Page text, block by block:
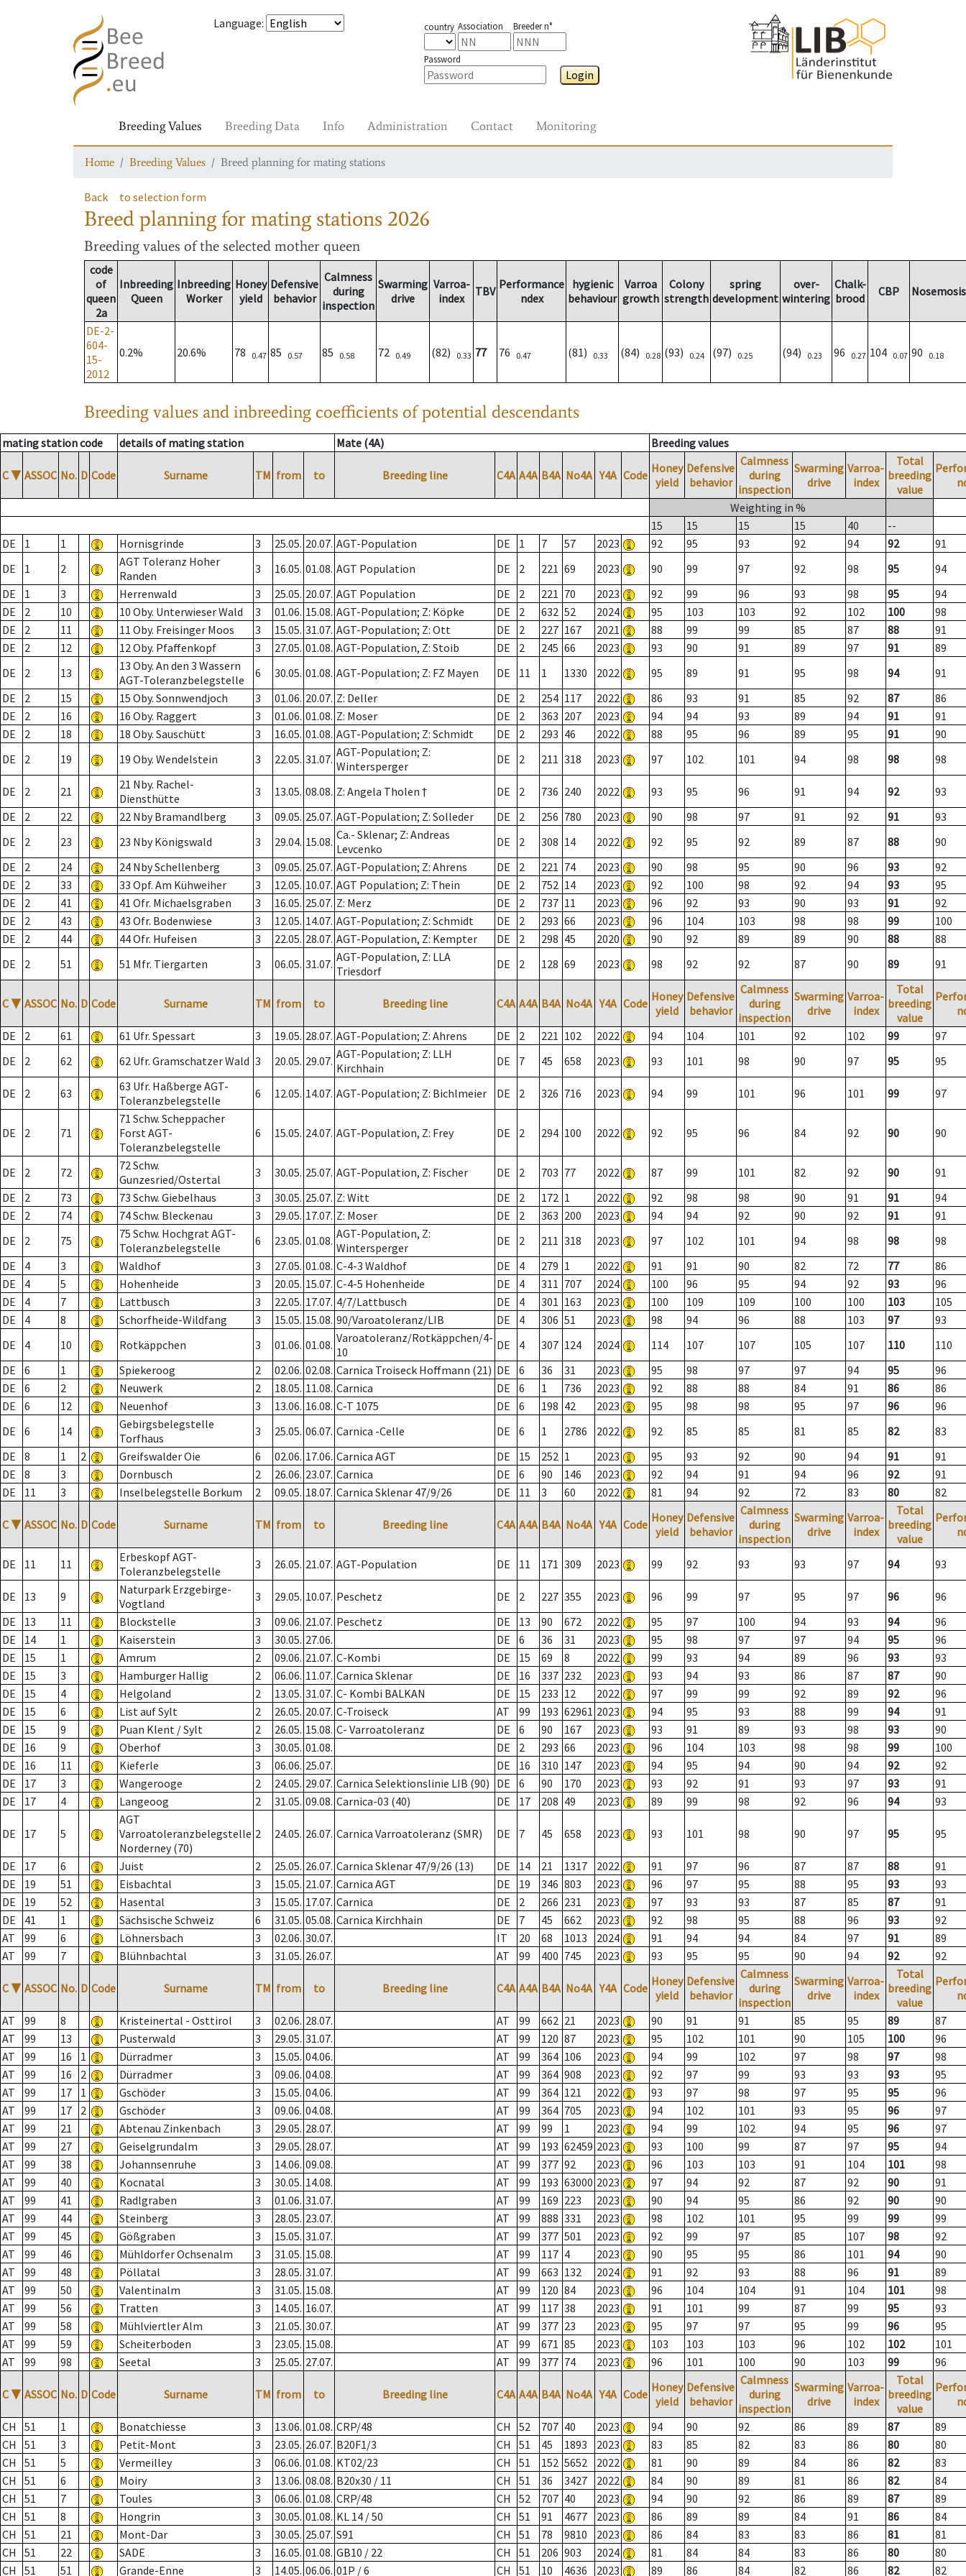
Language: country Association Breeder n°
Password
Login
Breeding Values Breeding Data Info Administration Contact Monitoring
Home Breeding Values Breed planning for mating stations
Back to selection form
Breed planning for mating stations 2026
Breeding values of the selected mother queen
code
of
queen
2a
Inbreeding
Queen
Inbreeding
Worker
Honey
yield
Defensive
behavior
Calmness
during
inspection
Swarming
drive
Varroa-
index
TBV Performance
ndex
hygienic
behaviour
Varroa
growth
Colony
strength
spring
development
over-
wintering
Chalk-
brood
CBP Nosemosis
DE-2-
604-
15-
2012
0.2% 20.6% 78 0.47 85 0.57 85 0.58 72 0.49 (82) 0.33 77 76 0.47 (81) 0.33 (84) 0.28 (93) 0.24 (97) 0.25 (94) 0.23 96 0.27 104 0.07 90 0.18
Breeding values and inbreeding coefficients of potential descendants
mating station code details of mating station Mate (4A) Breeding values
C ▼ ASSOC No. D Code Surname TM from to Breeding line C4A A4A B4A No4A Y4A Code Honey
yield
Defensive
behavior
Calmness
during
inspection
Swarming
drive
Varroa-
index
Total
breeding
value
Weighting in %
15
15 15 15 40
--
DE
1 1 Hornisgrinde 3 25.05. 20.07. AGT-Population DE 1 7 57 2023 92 95 93 92 94 92
91
DE
1 2
AGT Toleranz Hoher
Randen
3 16.05. 01.08. AGT Population DE 2 221 69 2023 90 99 97 92 98 95
94
DE
1 3 Herrenwald 3 25.05. 20.07. AGT Population DE 2 221 70 2023 92 99 96 93 98 95
94
DE
2 10 10 Oby. Unterwieser Wald 3 01.06. 15.08. AGT-Population; Z: Köpke DE 2 632 52 2024 95 103 103 92 102 100
98
DE
2 11 11 Oby. Freisinger Moos 3 15.05. 31.07. AGT-Population; Z: Ott DE 2 227 167 2021 88 99 99 85 87 88
91
DE
2 12 12 Oby. Pfaffenkopf 3 27.05. 01.08. AGT-Population, Z: Stoib DE 2 245 66 2023 93 90 91 89 97 91
89
DE
2 13
13 Oby. An den 3 Wassern
AGT-Toleranzbelegstelle
6 30.05. 01.08. AGT-Population; Z: FZ Mayen DE 11 1 1330 2022 95 89 91 95 98 94
91
DE
2 15 15 Oby. Sonnwendjoch 3 01.06. 20.07. Z: Deller DE 2 254 117 2022 86 93 91 85 92 87
86
DE
2 16 16 Oby. Raggert 3 01.06. 01.08. Z: Moser DE 2 363 207 2023 94 94 93 89 94 91
91
DE
2 18 18 Oby. Sauschütt 3 16.05. 01.08. AGT-Population; Z: Schmidt DE 2 293 46 2022 88 95 96 89 95 91
90
DE
2 19 19 Oby. Wendelstein 3 22.05. 31.07. AGT-Population; Z:
Wintersperger
DE 2 211 318 2023 97 102 101 94 98 98 98
DE 2 21
21 Nby. Rachel-
Diensthütte
3 13.05. 08.08. Z: Angela Tholen † DE 2 736 240 2022 93 95 96 91 94 92
93
DE
2 22 22 Nby Bramandlberg 3 09.05. 25.07. AGT-Population; Z: Solleder DE 2 256 780 2023 90 98 97 91 92 91
93
DE
2 23 23 Nby Königswald 3 29.04. 15.08. Ca.- Sklenar; Z: Andreas
Levcenko
DE 2 308 14 2022 92 95 92 89 87 88
90
DE
2 24 24 Nby Schellenberg 3 09.05. 25.07. AGT-Population; Z: Ahrens DE 2 221 74 2023 90 98 95 90 96 93
92
DE
2 33 33 Opf. Am Kühweiher 3 12.05. 10.07. AGT Population; Z: Thein DE 2 752 14 2023 92 100 98 92 94 93
95
DE
2 41 41 Ofr. Michaelsgraben 3 16.05. 25.07. Z: Merz DE 2 737 11 2023 96 92 93 90 93 91
92
DE
2 43 43 Ofr. Bodenwiese 3 12.05. 14.07. AGT-Population; Z: Schmidt DE 2 293 66 2023 96 104 103 98 98 99
100
DE
2 44 44 Ofr. Hufeisen 3 22.05. 28.07. AGT-Population, Z: Kempter DE 2 298 45 2020 90 92 89 89 90 88
88
DE
2 51 51 Mfr. Tiergarten 3 06.05. 31.07. AGT-Population, Z: LLA
Triesdorf
DE 2 128 69 2023 98 92 92 87 90 89 91
C ▼ ASSOC No. D Code Surname TM from to Breeding line C4A A4A B4A No4A Y4A Code Honey
yield
Defensive
behavior
Calmness
during
inspection
Swarming
drive
Varroa-
index
Total
breeding
value
DE
2 61 61 Ufr. Spessart 3 19.05. 28.07. AGT-Population; Z: Ahrens DE 2 221 102 2022 94 104 101 92 102 99
97
DE
2 62 62 Ufr. Gramschatzer Wald 3 20.05. 29.07. AGT-Population; Z: LLH
Kirchhain
DE 7 45 658 2023 93 101 98 90 97 95 95
DE 2 63
63 Ufr. Haßberge AGT-
Toleranzbelegstelle
6 12.05. 14.07. AGT-Population; Z: Bichlmeier DE 2 326 716 2023 94 99 101 96 101 99 97
DE 2 71
71 Schw. Scheppacher
Forst AGT-
Toleranzbelegstelle
6 15.05. 24.07. AGT-Population, Z: Frey DE 2 294 100 2022 92 95 96 84 92 90 90
DE 2 72
72 Schw.
Gunzesried/Ostertal
3 30.05. 25.07. AGT-Population, Z: Fischer DE 2 703 77 2022 87 99 101 82 92 90
91
DE
2 73 73 Schw. Giebelhaus 3 30.05. 25.07. Z: Witt DE 2 172 1 2022 92 98 98 90 91 91
94
DE
2 74 74 Schw. Bleckenau 3 29.05. 17.07. Z: Moser DE 2 363 200 2023 94 94 92 90 92 91
91
DE
2 75
75 Schw. Hochgrat AGT-
Toleranzbelegstelle
6 23.05. 01.08. AGT-Population, Z:
Wintersperger
DE 2 211 318 2023 97 102 101 94 98 98
98
DE
4 3 Waldhof 3 27.05. 01.08. C-4-3 Waldhof DE 4 279 1 2022 91 91 90 82 72 77
86
DE
4 5 Hohenheide 3 20.05. 15.07. C-4-5 Hohenheide DE 4 311 707 2024 100 96 95 94 92 93
96
DE
4 7 Lattbusch 3 22.05. 17.07. 4/7/Lattbusch DE 4 301 163 2023 100 109 109 100 100 103
105
DE
4 8 Schorfheide-Wildfang 3 15.05. 15.08. 90/Varoatoleranz/LIB DE 4 306 51 2023 98 94 96 88 103 97
93
DE
4 10 Rotkäppchen 3 01.06. 01.08. Varoatoleranz/Rotkäppchen/4-
10
DE 4 307 124 2024 114 107 107 105 107 110
110
DE
6 1 Spiekeroog 2 02.06. 02.08. Carnica Troiseck Hoffmann (21) DE 6 36 31 2023 95 98 97 97 94 95
96
DE
6 2 Neuwerk 2 18.05. 11.08. Carnica DE 6 1 736 2023 92 88 88 84 91 86
86
DE
6 12 Neuenhof 3 13.06. 16.08. C-T 1075 DE 6 198 42 2023 95 98 98 95 97 96
96
DE
6 14
Gebirgsbelegstelle
Torfhaus
3 25.05. 06.07. Carnica -Celle DE 6 1 2786 2022 92 85 85 81 85 82
83
DE
8 1 2 Greifswalder Oie 6 02.06. 17.06. Carnica AGT DE 15 252 1 2023 95 93 92 90 94 91
91
DE
8 3 Dornbusch 2 26.06. 23.07. Carnica DE 6 90 146 2023 92 94 91 94 96 92
91
DE
11 3 Inselbelegstelle Borkum 2 09.05. 18.07. Carnica Sklenar 47/9/26 DE 11 3 60 2022 81 94 92 72 83 80 82
C ▼ ASSOC No. D Code Surname TM from to Breeding line C4A A4A B4A No4A Y4A Code Honey
yield
Defensive
behavior
Calmness
during
inspection
Swarming
drive
Varroa-
index
Total
breeding
value
DE 11 11
Erbeskopf AGT-
Toleranzbelegstelle
3 26.05. 21.07. AGT-Population DE 11 171 309 2023 99 92 93 93 97 94 93
DE 13 9
Naturpark Erzgebirge-
Vogtland
3 29.05. 10.07. Peschetz DE 2 227 355 2023 96 99 97 95 97 96
96
DE
13 11 Blockstelle 3 09.06. 21.07. Peschetz DE 13 90 672 2022 95 97 100 94 93 94
96
DE
14 1 Kaiserstein 3 30.05. 27.06. DE 6 36 31 2023 95 98 97 97 94 95
96
DE
15 1 Amrum 2 09.06. 21.07. C-Kombi DE 15 69 8 2022 99 93 94 89 96 93
93
DE
15 3 Hamburger Hallig 2 06.06. 11.07. Carnica Sklenar DE 16 337 232 2023 93 94 93 86 87 87
90
DE
15 4 Helgoland 2 13.05. 31.07. C- Kombi BALKAN DE 15 233 12 2022 97 99 99 92 89 92
96
DE
15 6 List auf Sylt 2 26.05. 20.07. C-Troiseck AT 99 193 62961 2023 94 95 93 88 99 94
91
DE
15 9 Puan Klent / Sylt 2 26.05. 15.08. C- Varroatoleranz DE 6 90 167 2023 93 91 89 93 98 93
90
DE
16 9 Oberhof 3 30.05. 01.08. DE 2 293 66 2023 96 104 103 98 98 99
100
DE
16 11 Kieferle 3 06.06. 25.07. DE 16 310 147 2023 94 95 94 90 94 92
92
DE
17 3 Wangerooge 2 24.05. 29.07. Carnica Selektionslinie LIB (90) DE 6 90 170 2023 93 92 91 93 97 93
91
DE
17 4 Langeoog 2 31.05. 09.08. Carnica-03 (40) DE 17 208 49 2023 89 99 98 92 96 94 93
DE 17 5
AGT
Varroatoleranzbelegstelle
Norderney (70)
2 24.05. 26.07. Carnica Varroatoleranz (SMR) DE 7 45 658 2023 93 101 98 90 97 95 95
DE 17 6 Juist 2 25.05. 26.07. Carnica Sklenar 47/9/26 (13) DE 14 21 1317 2022 91 97 96 87 87 88
91
DE
19 51 Eisbachtal 3 15.05. 21.07. Carnica AGT DE 19 346 803 2023 96 97 95 88 95 93
93
DE
19 52 Hasental 3 15.05. 17.07. Carnica DE 2 266 231 2023 97 93 93 87 85 87
91
DE
41 1 Sächsische Schweiz 6 31.05. 05.08. Carnica Kirchhain DE 7 45 662 2023 92 98 95 88 96 93
92
AT
99 6 Löhnersbach 3 02.06. 30.07. IT 20 68 1013 2024 91 94 94 84 97 91
89
AT
99 7 Blühnbachtal 3 31.05. 26.07. AT 99 400 745 2023 93 95 95 90 94 92 92
C ▼ ASSOC No. D Code Surname TM from to Breeding line C4A A4A B4A No4A Y4A Code Honey
yield
Defensive
behavior
Calmness
during
inspection
Swarming
drive
Varroa-
index
Total
breeding
value
AT
99 8 Kristeinertal - Osttirol 3 02.06. 28.07. AT 99 662 21 2023 90 91 91 85 95 89
87
AT
99 13 Pusterwald 3 29.05. 31.07. AT 99 120 87 2023 95 102 101 90 105 100
96
AT
99 16 1 Dürradmer 3 15.05. 04.06. AT 99 364 106 2023 94 99 102 97 98 97
98
AT
99 16 2 Dürradmer 3 09.06. 04.08. AT 99 364 908 2023 92 97 99 93 93 93
95
AT
99 17 1 Gschöder 3 15.05. 04.06. AT 99 364 121 2022 93 97 98 97 95 95
96
AT
99 17 2 Gschöder 3 09.06. 04.08. AT 99 364 705 2023 94 102 101 93 95 96
97
AT
99 21 Abtenau Zinkenbach 3 29.05. 28.07. AT 99 99 1 2023 94 99 102 94 95 96
97
AT
99 27 Geiselgrundalm 3 29.05. 28.07. AT 99 193 62459 2023 93 100 99 87 97 95
94
AT
99 38 Johannsenruhe 3 14.06. 09.08. AT 99 377 92 2023 96 103 103 91 104 101
98
AT
99 40 Kocnatal 3 30.05. 14.08. AT 99 193 63000 2023 97 94 92 87 92 90
91
AT
99 41 Radlgraben 3 01.06. 31.07. AT 99 169 223 2023 90 94 95 86 92 90
90
AT
99 44 Steinberg 3 28.05. 23.07. AT 99 888 331 2023 98 102 101 95 99 99
99
AT
99 45 Gößgraben 3 15.05. 31.07. AT 99 377 501 2023 92 99 97 85 107 98
92
AT
99 46 Mühldorfer Ochsenalm 3 31.05. 15.08. AT 99 117 4 2023 90 95 95 86 101 94
90
AT
99 48 Pöllatal 3 28.05. 31.07. AT 99 663 132 2024 91 92 93 88 96 91
89
AT
99 50 Valentinalm 3 31.05. 15.08. AT 99 120 84 2023 96 104 104 91 104 101
98
AT
99 56 Tratten 3 14.05. 16.07. AT 99 117 38 2023 91 101 99 87 99 95
93
AT
99 58 Mühlviertler Alm 3 21.05. 30.07. AT 99 377 23 2023 95 97 97 95 99 96
95
AT
99 59 Scheiterboden 3 23.05. 15.08. AT 99 671 85 2023 103 103 103 96 102 102
101
AT
99 98 Seetal 3 25.05. 27.07. AT 99 377 74 2023 96 101 100 90 103 99 96
C ▼ ASSOC No. D Code Surname TM from to Breeding line C4A A4A B4A No4A Y4A Code Honey
yield
Defensive
behavior
Calmness
during
inspection
Swarming
drive
Varroa-
index
Total
breeding
value
CH
51 1 Bonatchiesse 3 13.06. 01.08. CRP/48 CH 52 707 40 2023 94 90 92 86 89 87
89
CH
51 3 Petit-Mont 3 23.05. 26.07. B20F1/3 CH 51 45 1893 2023 83 85 82 83 86 80
80
CH
51 5 Vermeilley 3 06.06. 01.08. KT02/23 CH 51 152 5652 2022 81 90 89 84 86 82
83
CH
51 6 Moiry 3 13.06. 08.08. B20x30 / 11 CH 51 36 3427 2022 84 90 89 81 86 82
84
CH
51 7 Toules 3 06.06. 01.08. CRP/48 CH 52 707 40 2023 94 90 92 86 89 87
89
CH
51 8 Hongrin 3 30.05. 01.08. KL 14 / 50 CH 51 91 4677 2023 86 89 89 84 91 86
84
CH
51 21 Mont-Dar 3 30.05. 25.07. S91 CH 51 78 9810 2023 86 84 83 83 86 81
81
CH
51 22 SADE 3 16.05. 01.08. GB10 / 22 CH 51 206 903 2024 81 84 84 83 86 80
80
CH
51 51 Grande-Enne 3 14.05. 06.06. 01P / 6 CH 51 10 4636 2023 89 86 84 82 86 82 82